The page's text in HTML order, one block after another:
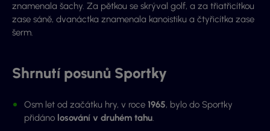
znamenala šachy. Za pětkou se skrýval golf, a za třiatřicítkou
zase sáně, dvanáctka znamenala kanoistiku a čtyřicítka zase
šerm.
Shrnutí posunů Sportky
Osm let od začátku hry, v roce 1965, bylo do Sportky
přidáno losování v druhém tahu.